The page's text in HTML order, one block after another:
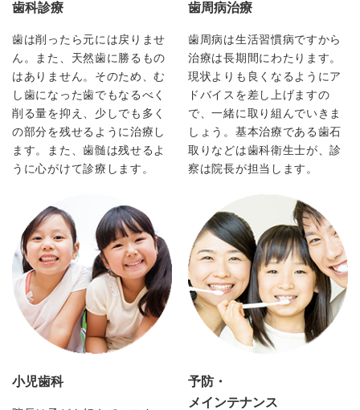
歯科診療
歯は削ったら元には戻りませ
ん。また、天然歯に勝るもの
はありません。そのため、む
し歯になった歯でもなるべく
削る量を抑え、少しでも多く
の部分を残せるように治療し
ます。また、歯髄は残せるよ
うに心がけて診療します。
歯周病治療
歯周病は生活習慣病ですから
治療は長期間にわたります。
現状よりも良くなるようにア
ドバイスを差し上げますの
で、一緒に取り組んでいきま
しょう。基本治療である歯石
取りなどは歯科衛生士が、診
察は院長が担当します。
小児歯科
予防・
メインテナンス